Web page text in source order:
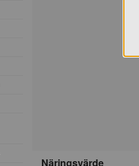
Näringsvärde